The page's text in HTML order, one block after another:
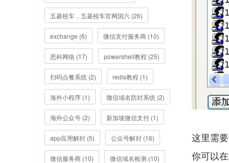
五菱校车，五菱校车官网国六 (26)
exchange (6) 微信支付服务商 (10)
思科网络 (17) powershell教程 (25)
扫码点餐系统 (2) redis教程 (1)
海外小程序 (1) 微信域名防封系统 (2)
海外公众号 (2) 新加坡微信支付 (1)
app应用解封 (5) 公众号解封 (16)
微信服务商 (10) 微信域名检测 (10)
这里需
你可以